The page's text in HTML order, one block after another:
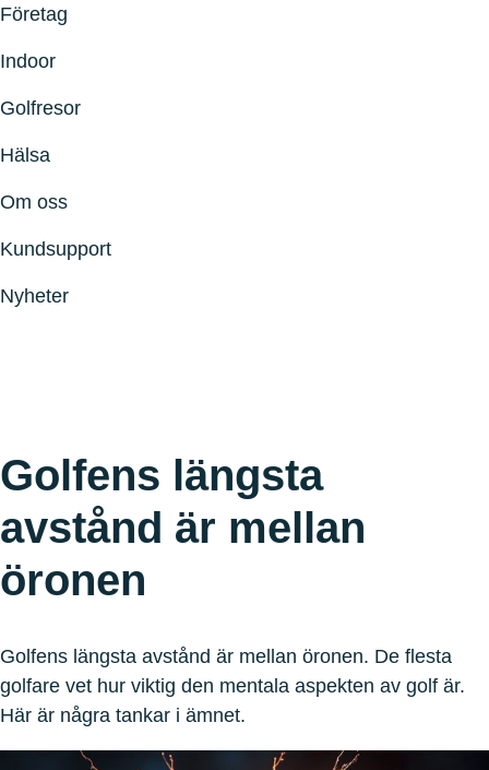
Företag
Indoor
Golfresor
Hälsa
Om oss
Kundsupport
Nyheter
Golfens längsta
avstånd är mellan
öronen
Golfens längsta avstånd är mellan öronen. De flesta
golfare vet hur viktig den mentala aspekten av golf är.
Här är några tankar i ämnet.